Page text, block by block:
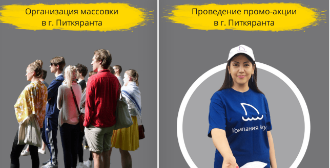
Организация массовки
в г. Питкяранта
Проведение промо-акции
в г. Питкяранта